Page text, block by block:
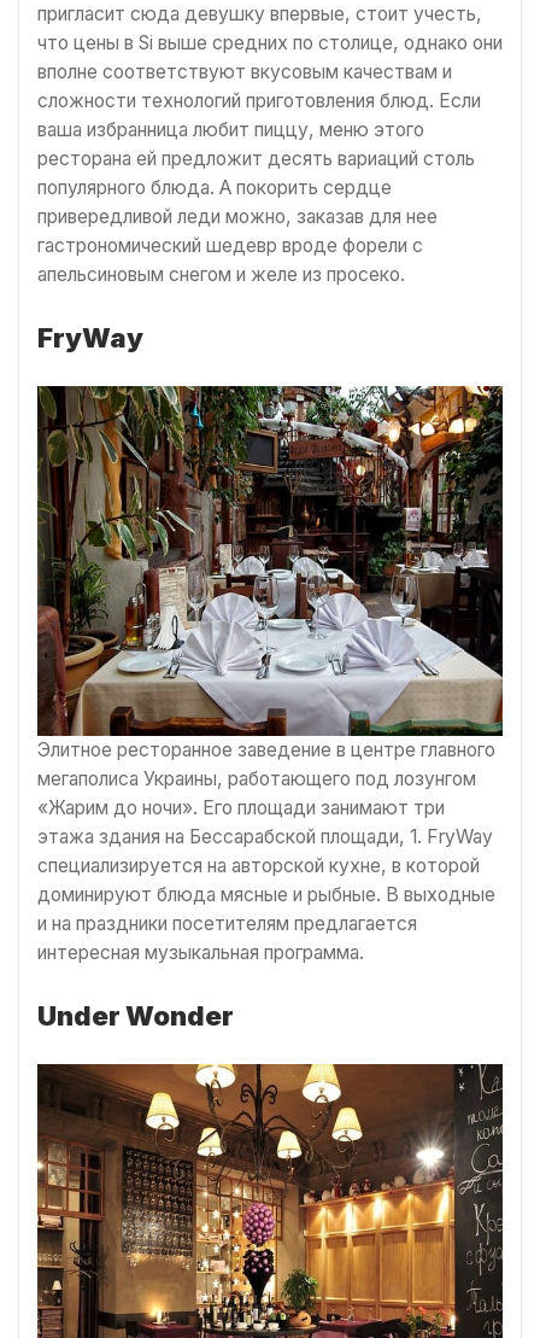
пригласит сюда девушку впервые, стоит учесть,
что цены в Si выше средних по столице, однако они
вполне соответствуют вкусовым качествам и
сложности технологий приготовления блюд. Если
ваша избранница любит пиццу, меню этого
ресторана ей предложит десять вариаций столь
популярного блюда. А покорить сердце
привередливой леди можно, заказав для нее
гастрономический шедевр вроде форели с
апельсиновым снегом и желе из просеко.
FryWay
Элитное ресторанное заведение в центре главного
мегаполиса Украины, работающего под лозунгом
«Жарим до ночи». Его площади занимают три
этажа здания на Бессарабской площади, 1. FryWay
специализируется на авторской кухне, в которой
доминируют блюда мясные и рыбные. В выходные
и на праздники посетителям предлагается
интересная музыкальная программа.
Under Wonder